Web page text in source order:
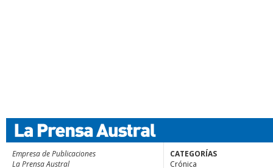
Empresa de Publicaciones
La Prensa Austral
CATEGORÍAS
Crónica